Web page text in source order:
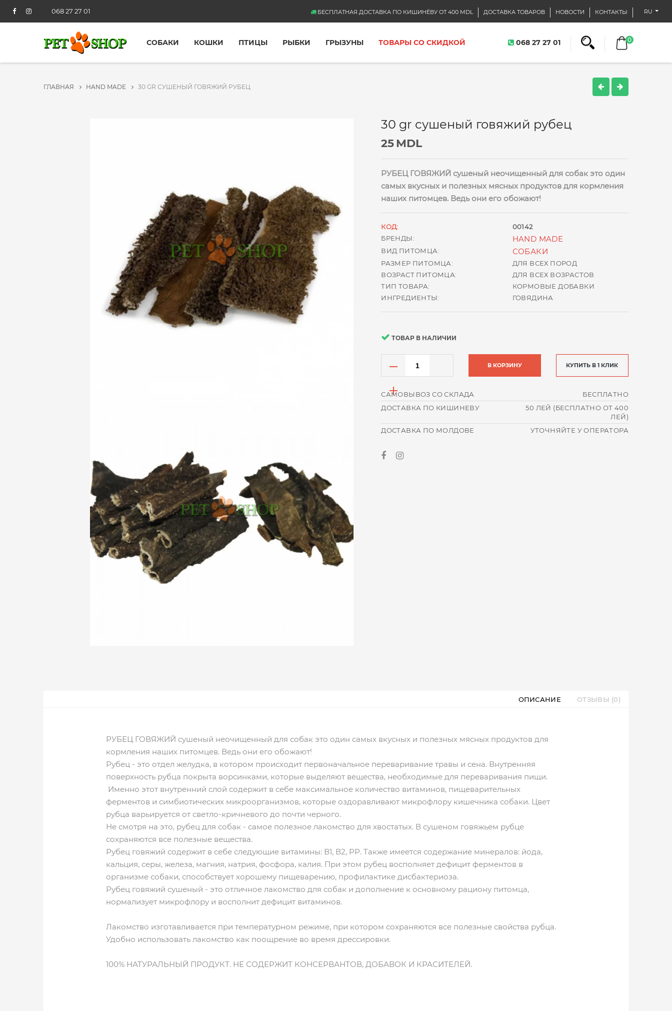
068 27 27 01 БЕСПЛАТНАЯ ДОСТАВКА ПО КИШИНЁВУ ОТ 400 MDL ДОСТАВКА ТОВАРОВ НОВОСТИ КОНТАКТЫ RU
СОБАКИ КОШКИ ПТИЦЫ РЫБКИ ГРЫЗУНЫ ТОВАРЫ СО СКИДКОЙ 068 27 27 01 0
ГЛАВНАЯ HAND MADE 30 GR СУШЕНЫЙ ГОВЯЖИЙ РУБЕЦ
30 gr сушеный говяжий рубец
25MDL
РУБЕЦ ГОВЯЖИЙ сушеный неочищенный для собак это один
самых вкусных и полезных мясных продуктов для кормления
наших питомцев. Ведь они его обожают!
КОД:
00142
БРЕНДЫ:
HAND MADE
ВИД ПИТОМЦА: СОБАКИ
РАЗМЕР ПИТОМЦА:
ДЛЯ ВСЕХ ПОРОД
ВОЗРАСТ ПИТОМЦА:
ДЛЯ ВСЕХ ВОЗРАСТОВ
ТИП ТОВАРА:
КОРМОВЫЕ ДОБАВКИ
ИНГРЕДИЕНТЫ:
ГОВЯДИНА
ТОВАР В НАЛИЧИИ
В КОРЗИНУ КУПИТЬ В 1 КЛИК
САМОВЫВОЗ СО СКЛАДА
БЕСПЛАТНО
ДОСТАВКА ПО КИШИНЕВУ
50 ЛЕЙ (БЕСПЛАТНО ОТ 400
ЛЕЙ)
ДОСТАВКА ПО МОЛДОВЕ
УТОЧНЯЙТЕ У ОПЕРАТОРА
ОПИСАНИЕ ОТЗЫВЫ (0)
РУБЕЦ ГОВЯЖИЙ сушеный неочищенный для собак это один самых вкусных и полезных мясных продуктов для
кормления наших питомцев. Ведь они его обожают!
Рубец - это отдел желудка, в котором происходит первоначальное переваривание травы и сена. Внутренняя
поверхность рубца покрыта ворсинками, которые выделяют вещества, необходимые для переваривания пищи.
Именно этот внутренний слой содержит в себе максимальное количество витаминов, пищеварительных
ферментов и симбиотических микроорганизмов, которые оздоравливают микрофлору кишечника собаки. Цвет
рубца варьируется от светло-кричневого до почти черного.
Не смотря на это, рубец для собак - самое полезное лакомство для хвостатых. В сушеном говяжьем рубце
сохраняются все полезные вещества.
Рубец говяжий содержит в себе следующие витамины: В1, В2, РР. Также имеется содержание минералов: йода,
кальция, серы, железа, магния, натрия, фосфора, калия. При этом рубец восполняет дефицит ферментов в
организме собаки, способствует хорошему пищеварению, профилактике дисбактериоза.
Рубец говяжий сушеный - это отличное лакомство для собак и дополнение к основному рациону питомца,
нормализует микрофлору и восполнит дефицит витаминов.
Лакомство изготавливается при температурном режиме, при котором сохраняются все полезные свойства рубца.
Удобно использовать лакомство как поощрение во время дрессировки.
100% НАТУРАЛЬНЫЙ ПРОДУКТ. НЕ СОДЕРЖИТ КОНСЕРВАНТОВ, ДОБАВОК И КРАСИТЕЛЕЙ.